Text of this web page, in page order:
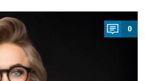
0